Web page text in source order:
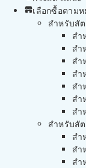
เลือกซื้อตาม
สำหรับสั
สำ
สำ
สำ
สำ
สำ
สำ
สำ
สำหรับสั
สำ
สำ
สำ